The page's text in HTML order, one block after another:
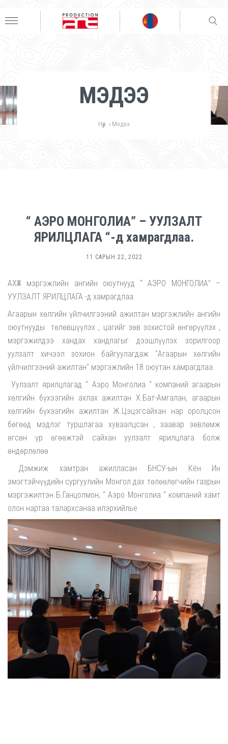
МЭДЭЭ
Нүүр > Мэдээ
“ АЭРО МОНГОЛИА” – УУЛЗАЛТ
ЯРИЛЦЛАГА “-д хамрагдлаа.
11 САРЫН 22, 2022
АХҮА мэргэжлийн ангийн оюутнууд “ АЭРО МОНГОЛИА” –
УУЛЗАЛТ ЯРИЛЦЛАГА -д хамрагдлаа.
Агаарын хөлгийн үйлчилгээний ажилтан мэргэжлийн ангийн
оюутнууды төлөвшүүлэх , цагийг зөв зохистой өнгөрүүлэх ,
мэргэжилдээ хандах хандлагыг дээшлүүлэх зорилгоор
уулзалт хичээл зохион байгуулагдаж "Агаарын хөлгийн
үйлчилгээний ажилтан" мэргэжлийн 18 оюутан хамрагдлаа
Уулзалт ярилцлагад “ Аэро Монголиа “ компаний агаарын
хөлгийн бүхээгийн ахлах ажилтан Х.Бат-Амгалан, агаарын
хөлгийн бүхээгийн ажилтан Ж.Цэцэгсайхан нар оролцсон
бөгөөд мэдлэг туршлагаа хуваалцсан , заавар зөвлөмж
өгсөн үр өгөөжтэй сайхан уулзалт ярилцлага болж
өндөрлөлөө
Дэмжиж хамтран ажилласан БНСУ-ын Кён Ин
эмэгтэйчүүдийн сургуулийн Монгол дах төлөөлөгчийн газрын
мэргэжилтэн Б.Ганцолмон, “ Аэро Монголиа “ компаний хамт
олон нартаа талархсанаа илэрхийлье